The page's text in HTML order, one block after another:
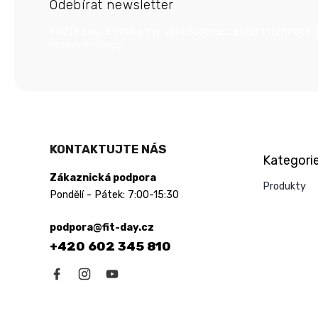
Odebírat newsletter
KONTAKTUJTE NÁS
Zákaznická podpora
Pondělí - Pátek: 7:00-15:30
podpora@fit-day.cz
+420 602 345 810
kategorie
Produkty